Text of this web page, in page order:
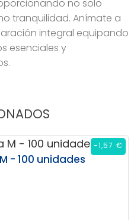
no solo
tranquilidad. Anímate a
integral equipando
esenciales y
- 100 unidades
-1,57 €